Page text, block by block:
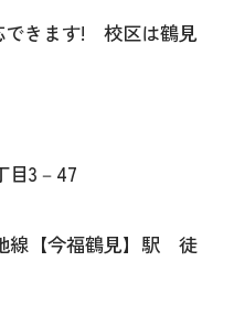
できます! 校区は鶴見
目3－47
線【今福鶴見】駅 徒